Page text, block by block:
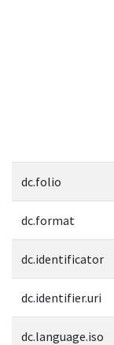
dc.folio
dc.format
dc.identificator
dc.identifier.uri
dc.language.iso